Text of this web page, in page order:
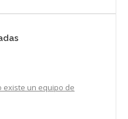
existe un equipo de